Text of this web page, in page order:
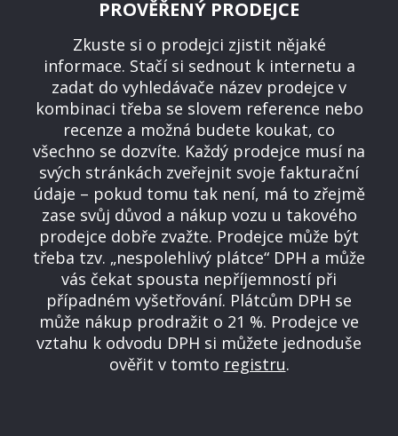
PROVĚŘENÝ PRODEJCE
Zkuste si o prodejci zjistit nějaké
informace. Stačí si sednout k internetu a
zadat do vyhledávače název prodejce v
kombinaci třeba se slovem reference nebo
recenze a možná budete koukat, co
všechno se dozvíte. Každý prodejce musí na
svých stránkách zveřejnit svoje fakturační
údaje – pokud tomu tak není, má to zřejmě
zase svůj důvod a nákup vozu u takového
prodejce dobře zvažte. Prodejce může být
třeba tzv. „nespolehlivý plátce“ DPH a může
vás čekat spousta nepříjemností při
případném vyšetřování. Plátcům DPH se
může nákup prodražit o 21 %. Prodejce ve
vztahu k odvodu DPH si můžete jednoduše
ověřit v tomto registru.